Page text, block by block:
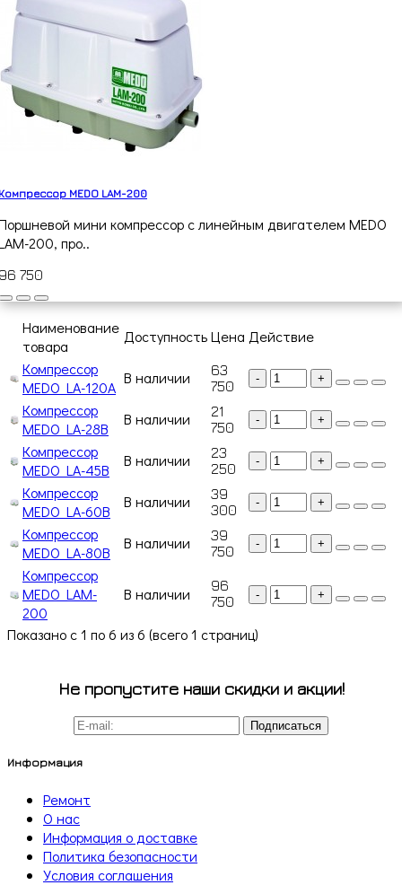
MEDO LAM-200
мини компрессор с линейным двигателем MEDO
200, про..
750
Наименование
товара
ДоступностьЦена Действие
Компрессор
MEDO LA-120A
В наличии
63
750
- +
Компрессор
MEDO LA-28B
В наличии
21
750
- +
Компрессор
MEDO LA-45B
В наличии
23
250
- +
Компрессор
MEDO LA-60B
В наличии
39
300
- +
Компрессор
MEDO LA-80B
В наличии
39
750
- +
Компрессор
MEDO LAM-
200
В наличии
96
750
- +
Показано с 1 по 6 из 6 (всего 1 страниц)
Не пропустите наши скидки и акции!
Подписаться
Информация
Ремонт
О нас
Информация о доставке
Политика безопасности
Условия соглашения